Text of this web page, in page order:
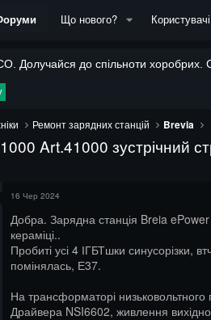
Що нового? Користувачі
Долучайся до спільноти
Ремонт зарядних станцій Brevia
Art.41000 зустрічний
16 Чер 2024
Добра. Зарядна станція Breia
кераміці..
Пробиті усі 4 ІГБТшки синусорізки,
помінялась, Е37.
На трансформаторі
Драйвера NSI6602, живлення